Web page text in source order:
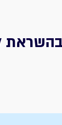
בהשראת